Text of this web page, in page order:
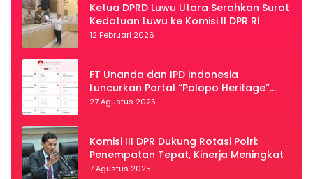
Ketua DPRD Luwu Utara Serahkan Surat
Kedatuan Luwu ke Komisi II DPR RI
12 Februari 2026
FT Unanda dan IPD Indonesia
Luncurkan Portal “Palopo Heritage”
Secara Virtual
27 Agustus 2025
Komisi III DPR Dukung Rotasi Polri:
Penempatan Tepat, Kinerja Meningkat
7 Agustus 2025